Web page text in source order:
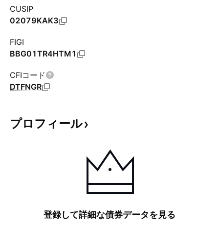
CUSIP
02079KAK3
FIGI
BBG01TR4HTM1
CFIコード
DTFNGR
プロフィール
登録して詳細な債券データを見る